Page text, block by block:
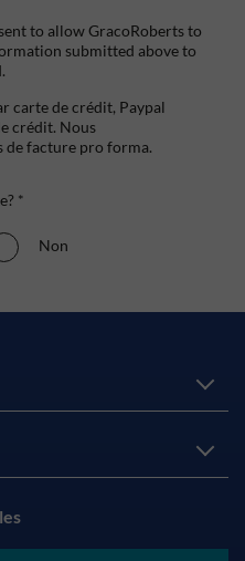
to allow GracoRoberts to
submitted above to
carte de crédit, Paypal
crédit. Nous
de facture pro forma.
*
Non